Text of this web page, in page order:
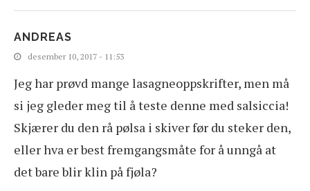
ANDREAS
desember 10, 2017 - 11:53
Jeg har prøvd mange lasagneoppskrifter, men må
si jeg gleder meg til å teste denne med salsiccia!
Skjærer du den rå pølsa i skiver før du steker den,
eller hva er best fremgangsmåte for å unngå at
det bare blir klin på fjøla?